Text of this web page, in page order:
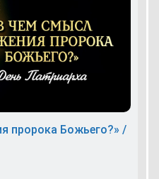
пророка Божьего?» /